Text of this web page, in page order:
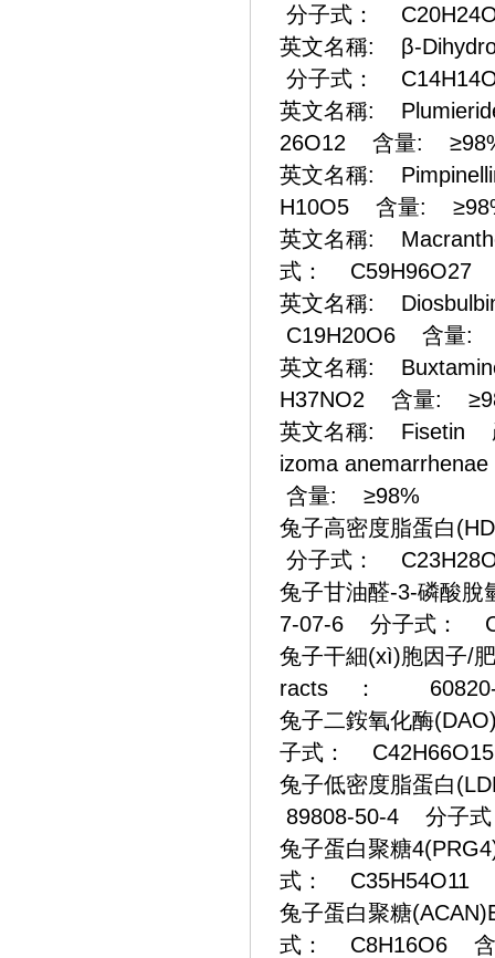
分子式：
英文名稱: β-
分子式：
英文名稱:
26O12 含量:
英文名稱:
H10O5 含量:
英文名稱:
式：
英文名稱:
C19H20O6 含量:
英文名稱:
H37NO2 含量:
英文名稱: Fisetin
izoma
含量: ≥98%
兔子高密度脂蛋白
分子式：
兔子甘油醛-3-磷酸
7-07-6 分子式：
兔子干細(xì)胞因子/
racts ： 60820-
兔子二銨氧化酶
子式：
兔子低密度脂蛋白
89808-50-4 分子
兔子蛋白聚糖
式： C35H54O11
兔子蛋白聚糖
式： C8H16O6